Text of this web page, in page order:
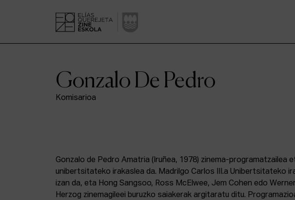
Gonzalo De Pedro
Komisarioa
Gonzalo de Pedro Amatria (Iruñea, 1978) zinema-programatzailea
unibertsitateko irakaslea da. Madrilgo Carlos III.a Unibertsitateko
izan da, eta Hong Sangsoo, Ross McElwee, Jem Cohen edo Werner
Herzog zinemagileei buruzko saiakerak argitaratu ditu.